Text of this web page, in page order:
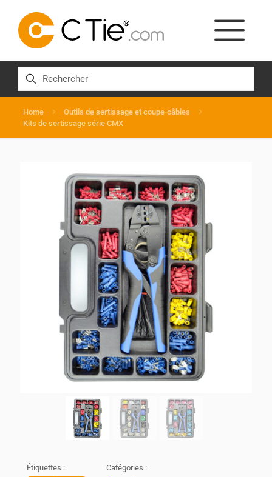
Home
Outils de sertissage et coupe-câbles
Kits de sertissage série CMX
Étiquettes :
Catégories :